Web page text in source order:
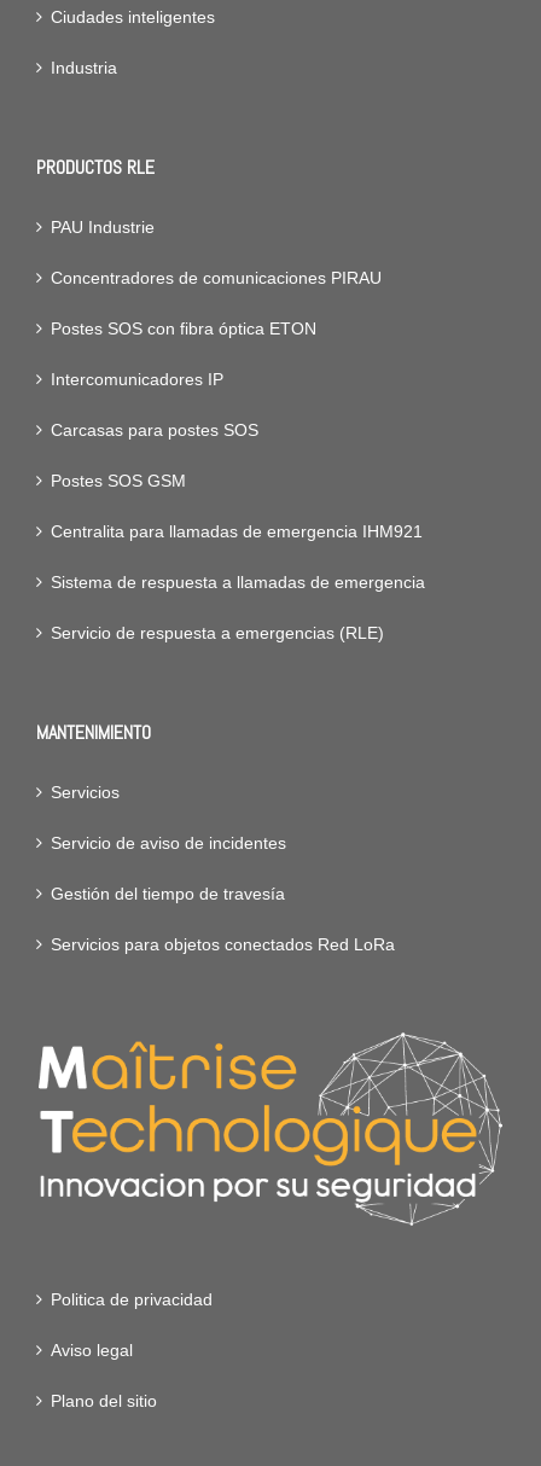
Ciudades inteligentes
Industria
PRODUCTOS RLE
PAU Industrie
Concentradores de comunicaciones PIRAU
Postes SOS con fibra óptica ETON
Intercomunicadores IP
Carcasas para postes SOS
Postes SOS GSM
Centralita para llamadas de emergencia IHM921
Sistema de respuesta a llamadas de emergencia
Servicio de respuesta a emergencias (RLE)
MANTENIMIENTO
Servicios
Servicio de aviso de incidentes
Gestión del tiempo de travesía
Servicios para objetos conectados Red LoRa
Politica de privacidad
Aviso legal
Plano del sitio